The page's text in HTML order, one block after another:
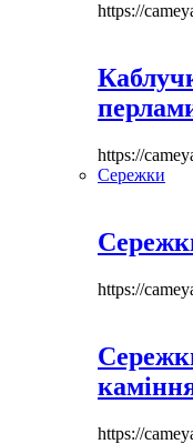
https://
https://
Сережки
https://
https://